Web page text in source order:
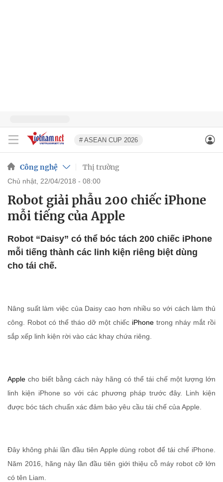
# ASEAN CUP 2026
Công nghệ Thị trường
chủ nhật, 22/04/2018 - 08:00
Robot giải phẫu 200 chiếc iPhone
mỗi tiếng của Apple
Robot “Daisy” có thể bóc tách 200 chiếc iPhone
mỗi tiếng thành các linh kiện riêng biệt dùng
cho tái chế.
Nâng suất làm việc của Daisy cao hơn nhiều so với cách làm thủ
công. Robot có thể tháo dỡ một chiếc iPhone trong nháy mắt rồi
sắp xếp linh kiện rời vào các khay chứa riêng.
Apple cho biết bằng cách này hãng có thể tái chế một lượng lớn
linh kiện iPhone so với các phương pháp trước đây. Linh kiện
được bóc tách chuẩn xác đảm bảo yêu cầu tái chế của Apple.
Đây không phải lần đầu tiên Apple dùng robot để tái chế iPhone.
Năm 2016, hãng này lần đầu tiên giới thiệu cỗ máy robot cỡ lớn
có tên Liam.